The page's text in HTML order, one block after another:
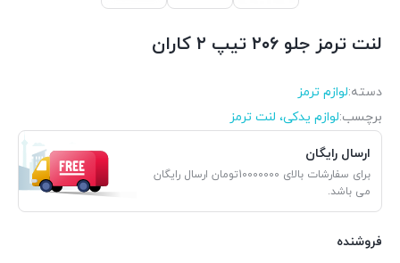
لنت ترمز جلو ۲۰۶ تیپ ۲ کاران
دسته:لوازم ترمز
برچسب:لوازم یدکی، لنت ترمز
ارسال رایگان
برای سفارشات بالای 10000000تومان ارسال رایگان
می باشد.
فروشنده